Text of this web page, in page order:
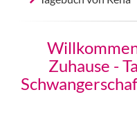
Zuhause -